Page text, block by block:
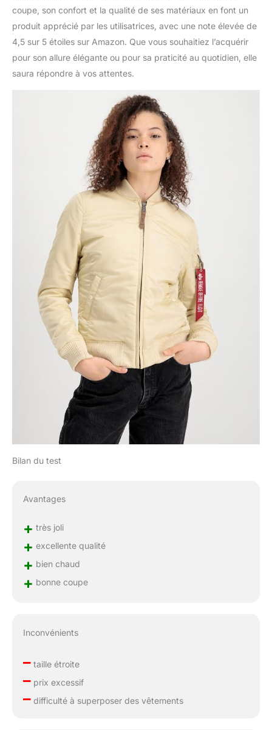
coupe, son confort et la qualité de ses matériaux en font un
produit apprécié par les utilisatrices, avec une note élevée de
4,5 sur 5 étoiles sur Amazon. Que vous souhaitiez l’acquérir
pour son allure élégante ou pour sa praticité au quotidien, elle
saura répondre à vos attentes.
Bilan du test
Avantages
+ très joli
+ excellente qualité
+ bien chaud
+ bonne coupe
Inconvénients
–taille étroite
–prix excessif
–difficulté à superposer des vêtements